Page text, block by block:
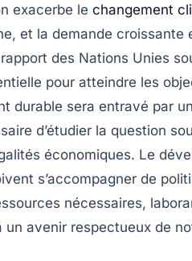
exacerbe le changement
et la demande
des Nations Unies
pour atteindre les
durable sera entravé par
d’étudier la question
économiques. Le
s’accompagner de
nécessaires,
avenir respectueux de